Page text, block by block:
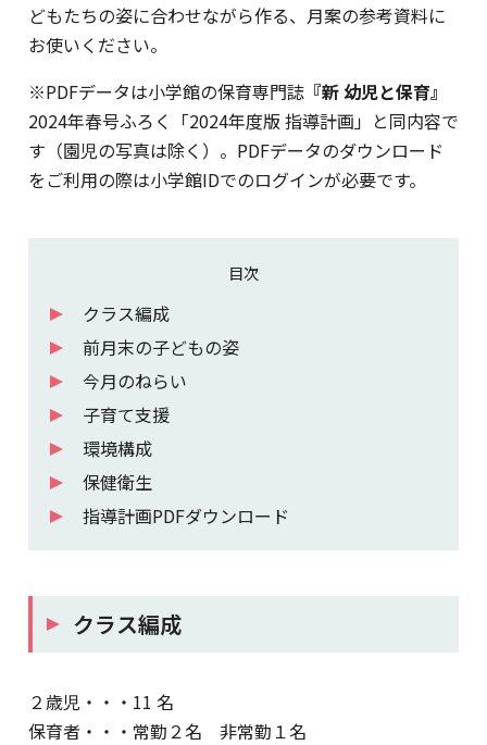
どもたちの姿に合わせながら作る、月案の参考資料に
お使いください。
※PDFデータは小学館の保育専門誌 『新 幼児と保育』
2024年春号ふろく「2024年度版 指導計画」と同内容で
す（園児の写真は除く）。PDFデータのダウンロード
をご利用の際は小学館IDでのログインが必要です。
目次
クラス編成
前月末の子どもの姿
今月のねらい
子育て支援
環境構成
保健衛生
指導計画PDFダウンロード
クラス編成
２歳児・・・11 名
保育者・・・常勤２名 非常勤１名